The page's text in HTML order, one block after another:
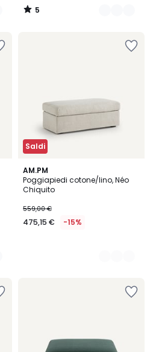
5
/
Saldi
AM.PM
Poggiapiedi cotone/lino, Néo
Chiquito
559,00 €
475,15 € -15%
3
Colori